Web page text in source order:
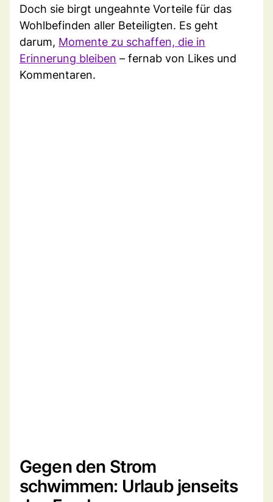
Doch sie birgt ungeahnte Vorteile für das
Wohlbefinden aller Beteiligten. Es geht
darum, Momente zu schaffen, die in
Erinnerung bleiben – fernab von Likes und
Kommentaren.
Gegen den Strom
schwimmen: Urlaub jenseits